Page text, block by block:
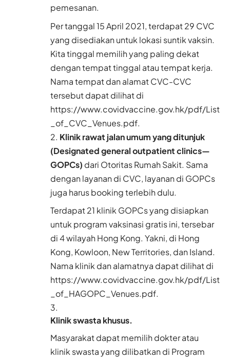
pemesanan.
Per tanggal 15 April 2021, terdapat 29 CVC
yang disediakan untuk lokasi suntik vaksin.
Kita tinggal memilih yang paling dekat
dengan tempat tinggal atau tempat kerja.
Nama tempat dan alamat CVC-CVC
tersebut dapat dilihat di
https://www.covidvaccine.gov.hk/pdf/List
_of_CVC_Venues.pdf.
Klinik rawat jalan umum yang ditunjuk
(Designated general outpatient clinics—
GOPCs) dari Otoritas Rumah Sakit. Sama
dengan layanan di CVC, layanan di GOPCs
juga harus booking terlebih dulu.
Terdapat 21 klinik GOPCs yang disiapkan
untuk program vaksinasi gratis ini, tersebar
di 4 wilayah Hong Kong. Yakni, di Hong
Kong, Kowloon, New Territories, dan Island.
Nama klinik dan alamatnya dapat dilihat di
https://www.covidvaccine.gov.hk/pdf/List
_of_HAGOPC_Venues.pdf.
Klinik swasta khusus.
Masyarakat dapat memilih dokter atau
klinik swasta yang dilibatkan di Program